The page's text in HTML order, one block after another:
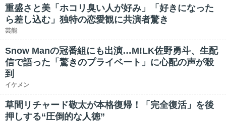
重盛さと美「ホコリ臭い人が好み」「好きになった
ら差し込む」独特の恋愛観に共演者驚き
芸能
Snow Manの冠番組にも出演…M!LK佐野勇斗、生配
信で語った「驚きのプライベート」に心配の声が殺
到
イケメン
草間リチャード敬太が本格復帰！「完全復活」を後
押しする“圧倒的な人徳”